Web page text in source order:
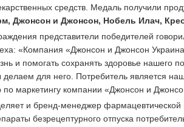
средств. Медаль получили
Джонсон и Джонсон, Нобель Илач,
представители победителей
«Компания «Джонсон и Джонсон
и помогать сохранять здоровье нашего
для него. Потребитель является
маркетингу компании «Джонсон и
и бренд-менеджер
безрецептурного отпуска